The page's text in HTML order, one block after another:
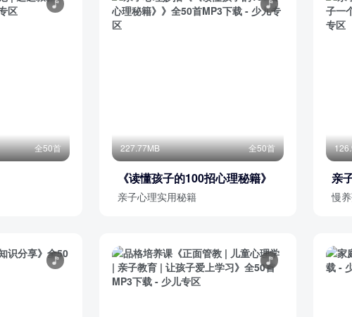
全50首 227.77MB 全50首
《读懂孩子的100招心理秘籍》
亲子心理实用秘籍
亲
格
慢